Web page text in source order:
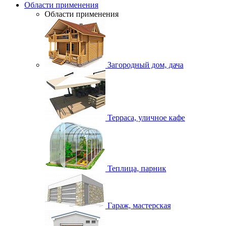
Области применения
Области применения
Загородный дом, дача
Терраса, уличное кафе
Теплица, парник
Гараж, мастерская